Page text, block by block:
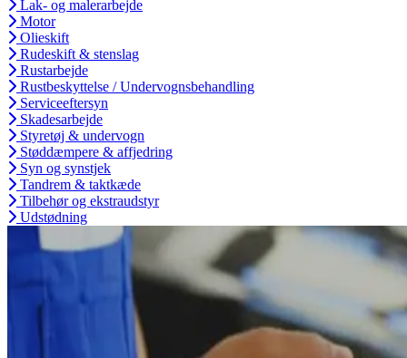
Lak- og malerarbejde
Motor
Olieskift
Rudeskift & stenslag
Rustarbejde
Rustbeskyttelse / Undervognsbehandling
Serviceeftersyn
Skadesarbejde
Styretøj & undervogn
Støddæmpere & affjedring
Syn og synstjek
Tandrem & taktkæde
Tilbehør og ekstraudstyr
Udstødning